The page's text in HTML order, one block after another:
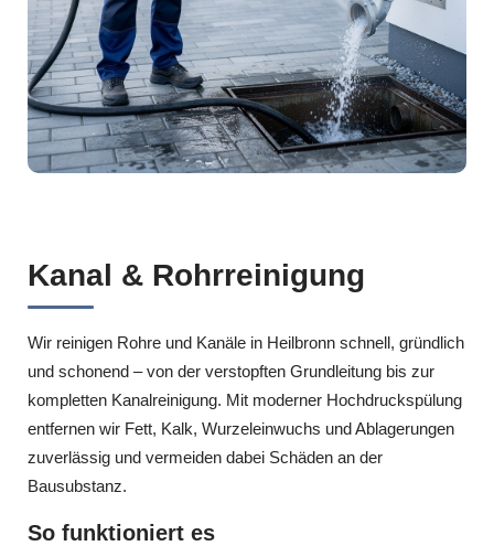
Kanal & Rohrreinigung
Wir reinigen Rohre und Kanäle in Heilbronn schnell, gründlich
und schonend – von der verstopften Grundleitung bis zur
kompletten Kanalreinigung. Mit moderner Hochdruckspülung
entfernen wir Fett, Kalk, Wurzeleinwuchs und Ablagerungen
zuverlässig und vermeiden dabei Schäden an der
Bausubstanz.
So funktioniert es